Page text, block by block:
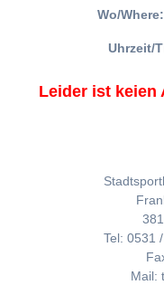
Wo/Where:
Uhrzeit/
Leider ist keien
Tel: 0531
Mail: